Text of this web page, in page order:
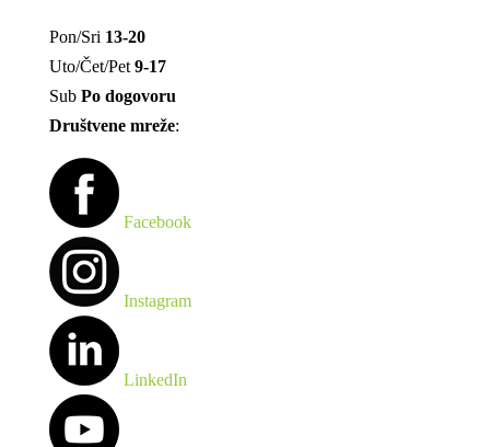
Pon/Sri 13-20
Uto/Čet/Pet 9-17
Sub Po dogovoru
Društvene mreže:
Facebook
Instagram
LinkedIn